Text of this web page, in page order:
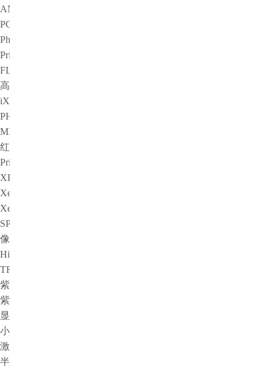
ANDOR
PCO
PhotoMetrics
Princeton Instruments
FLI
高速相机
iX Cameras
PHANTOM
MIKROTRON
红外相机
Princeton Instruments
XENICS
Xenics短波红外相机系列产品
Xenics中波红外相机系列产品
SPLG百诺纳
像增强器
HiCATT 高速像增强相机模块
TRiCATT 时间分辨像增强模块
紫外相机
紫外镜头
显微系统
小动物活体系统
激光器
半导体激光器